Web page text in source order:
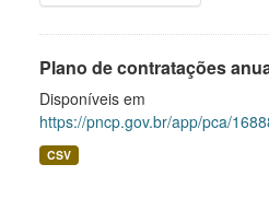
Plano de contratações
Disponíveis em
https://pncp.gov.br/app/pca/
CSV